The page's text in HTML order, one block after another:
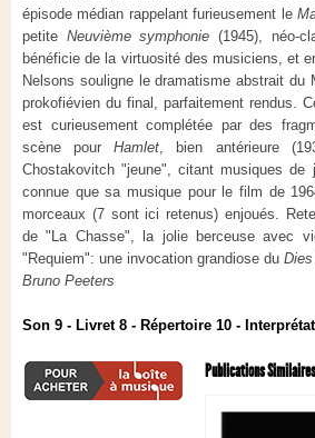
épisode médian rappelant furieusement le
petite Neuvième symphonie(1945), néo-
bénéficie de la virtuosité des musiciens, et
Nelsons souligne le dramatisme abstrait du
prokofiévien du final, parfaitement rendus.
est curieusement complétée par des
scène pourHamlet , bien antérieure
Chostakovitch "jeune", citant musiques
connue que sa musique pour le film de
morceaux (7 sont ici retenus) enjoués.
de "La Chasse", la jolie berceuse avec
"Requiem": une invocation grandiose du
Bruno Peeters
Son 9 - Livret 8 - Répertoire 10 -
Publications